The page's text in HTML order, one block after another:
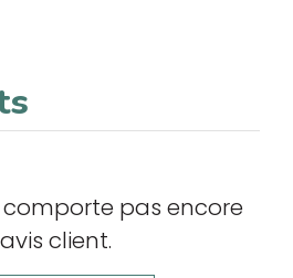
pas encore
client.